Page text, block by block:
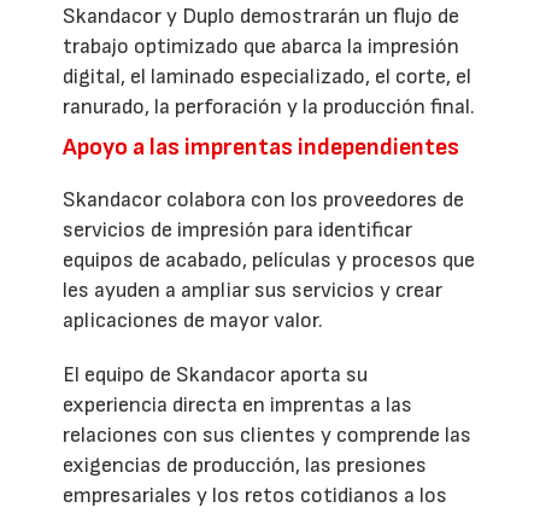
Skandacor y Duplo demostrarán un flujo de
trabajo optimizado que abarca la impresión
digital, el laminado especializado, el corte, el
ranurado, la perforación y la producción final.
Apoyo a las imprentas independientes
Skandacor colabora con los proveedores de
servicios de impresión para identificar
equipos de acabado, películas y procesos que
les ayuden a ampliar sus servicios y crear
aplicaciones de mayor valor.
El equipo de Skandacor aporta su
experiencia directa en imprentas a las
relaciones con sus clientes y comprende las
exigencias de producción, las presiones
empresariales y los retos cotidianos a los